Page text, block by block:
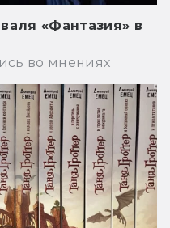
«Фантазия» в
во мнениях